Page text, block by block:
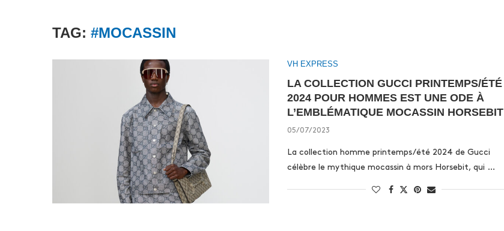
TAG: #MOCASSIN
VH EXPRESS
LA COLLECTION GUCCI PRINTEMPS/ÉTÉ
2024 POUR HOMMES EST UNE ODE À
L’EMBLÉMATIQUE MOCASSIN HORSEBIT
05/07/2023
La collection homme printemps/été 2024 de Gucci
célèbre le mythique mocassin à mors Horsebit, qui …